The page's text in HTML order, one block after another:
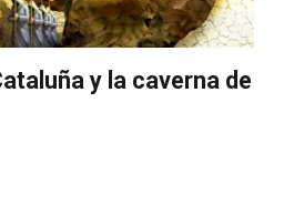
y la caverna de